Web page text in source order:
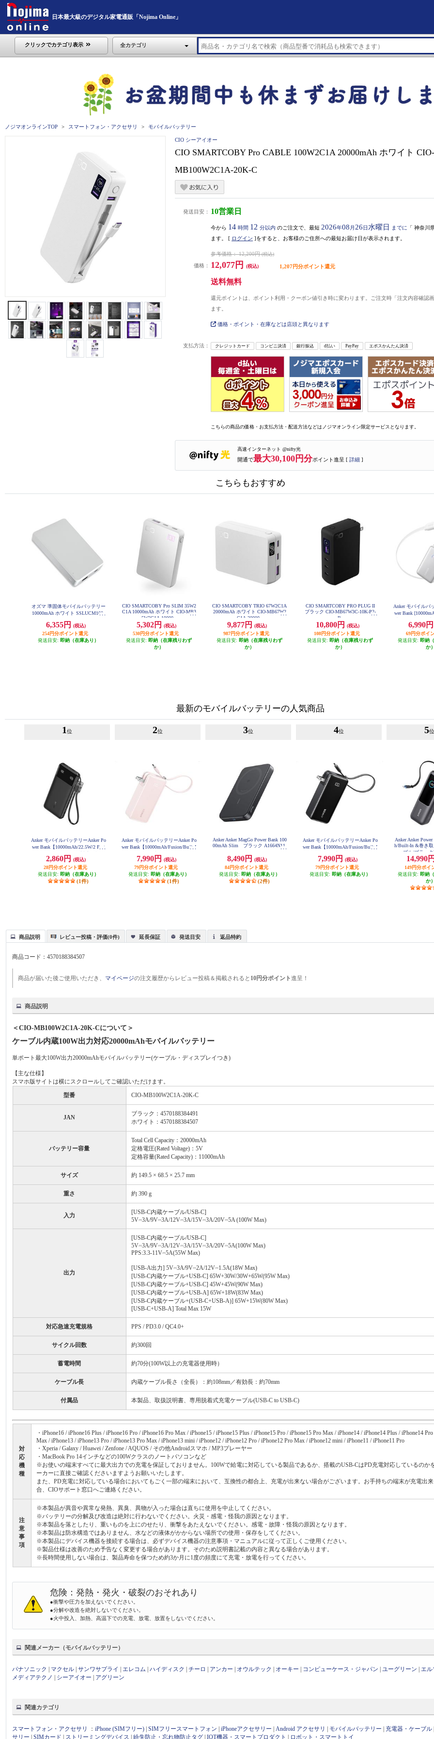
日本最大級のデジタル家電通販「Nojima Online」
クリックでカテゴリ表示 全カテゴリ
ノジマオンラインTOP スマートフォン・アクセサリ モバイルバッテリー
CIO シーアイオー
CIO SMARTCOBY Pro CABLE 100W2C1A 20000mAh ホワイト CIO-
MB100W2C1A-20K-C
発送目安： 10営業日
今から 14 時間 12 分以内 のご注文で、最短 2026年08 月 26日 水曜日 までに 「 神奈川
ます。 [ ログイン ]をすると、お客様のご住所への最短お届け日が表示されます。
価格：
参考価格： 12,200円(税込)
12,077円 (税込) 1,207円分ポイント還元
送料無料
還元ポイントは、ポイント利用・クーポン値引き時に変わります。ご注文時「注文内容確認
ます。
価格・ポイント・在庫などは店頭と異なります
支払方法： クレジットカード コンビニ決済 銀行振込 d払い PayPay エポスかんたん決済
こちらの商品の価格・お支払方法・配送方法などはノジマオンライン限定サービスとなります。
高速インターネット @nifty光
開通で最大30,100円分ポイント進呈 [ 詳細 ]
こちらもおすすめ
オズマ 準固体モバイルバッテリー
10000mAh ホワイト SSLUCM100-
6,355円
(税込)
254円分ポイント還元
発送目安: 即納（在庫あり）
CIO SMARTCOBY Pro SLIM 35W2
C1A 10000mAh ホワイト CIO-MB3
5W2C1A-10000-
5,302円
(税込)
530円分ポイント還元
発送目安: 即納（在庫残りわず
か）
CIO SMARTCOBY TRIO 67W2C1A
20000mAh ホワイト CIO-MB67W2
C1A-20000-
9,877円
(税込)
987円分ポイント還元
発送目安: 即納（在庫残りわず
か）
CIO SMARTCOBY PRO PLUG II
ブラック CIO-MB67W3C-10K-P2-
B
10,800円
(税込)
108円分ポイント還元
発送目安: 即納（在庫残りわず
か）
Anker モバイルバ
wer Bank
6,990円
69円分ポイ
発送目安: 即納
か）
最新のモバイルバッテリーの人気商品
1 位
Anker モバイルバッテリーAnker Po
wer Bank【10000mAh/22.5W/2 Port
ｸ】 A1388N11
2,860円
(税込)
28円分ポイント還元
発送目安: 即納（在庫あり）
(1件)
2位
Anker モバイルバッテリーAnker Po
wer Bank【10000mAh/Fusion/Built-I
very対応 /2ポート/ﾋﾟﾝｸ】 A1637N5
1
7,990円
(税込)
79円分ポイント還元
発送目安: 即納（在庫あり）
(1件)
3位
Anker Anker MagGo Power Bank 100
00mAh Slim ブラック A1664N11
8,490円
(税込)
84円分ポイント還元
発送目安: 即納（在庫あり）
(2件)
4位
Anker モバイルバッテリーAnker Po
wer Bank【10000mAh/Fusion/Built-I
very対応 /2ポート/ﾌﾞﾗｯｸ】 A1637N
11
7,990円
(税込)
79円分ポイント還元
発送目安: 即納（在庫あり）
5位
Anker Anker
h/Built-In &巻き取
ブル/ブラック
14,990円
149円分ポイ
発送目安: 即納
か）
商品説明 レビュー投稿・評価(0件) 延長保証 発送目安 返品特約
商品コード：4570188384507
商品が届いた後ご使用いただき、 マイページの注文履歴からレビュー投稿＆掲載されると 10円分ポイント進呈！
商品説明
＜CIO-MB100W2C1A-20K-Cについて＞
ケーブル内蔵100W出力対応20000mAhモバイルバッテリー
単ポート最大100W出力20000mAhモバイルバッテリー(ケーブル・ディスプレイつき)
【主な仕様】
スマホ版サイトは横にスクロールしてご確認いただけます。
型番
CIO-MB100W2C1A-20K-C
JAN
ブラック：4570188384491
ホワイト：4570188384507
バッテリー容量
Total Cell Capacity：20000mAh
定格電圧(Rated Voltage)：5V
定格容量(Rated Capacity)：11000mAh
サイズ 約 149.5 × 68.5 × 25.7 mm
重さ 約 390 g
入力
[USB-C内蔵ケーブル/USB-C]
5V⎓3A/9V⎓3A/12V⎓3A/15V⎓3A/20V⎓5A (100W Max)
出力
[USB-C内蔵ケーブル/USB-C]
5V⎓3A/9V⎓3A/12V⎓3A/15V⎓3A/20V⎓5A(100W Max)
PPS:3.3-11V⎓5A(55W Max)
[USB-A出力] 5V⎓3A/9V⎓2A/12V⎓1.5A(18W Max)
[USB-C内蔵ケーブル+USB-C] 65W+30W/30W+65W(95W Max)
[USB-C内蔵ケーブル+USB-C] 45W+45W(90W Max)
[USB-C内蔵ケーブル+USB-A] 65W+18W(83W Max)
[USB-C内蔵ケーブル+(USB-C+USB-A)] 65W+15W(80W Max)
[USB-C+USB-A] Total Max 15W
対応急速充電規格 PPS / PD3.0 / QC4.0+
サイクル回数 約300回
蓄電時間 約70分(100W以上の充電器使用時）
ケーブル長 内蔵ケーブル長さ（全長）：約108mm／有効長：約70mm
付属品 本製品、取扱説明書、専用脱着式充電ケーブル(USB-C to USB-C)
対
応
機
種
・iPhone16 / iPhone16 Plus / iPhone16 Pro / iPhone16 Pro Max / iPhone15 / iPhone15 Plus / iPhone15 Pro / iPhone15 Pro Max / iPhone14 / iPhone14 Plus / iPhone14
Max / iPhone13 / iPhone13 Pro / iPhone13 Pro Max / iPhone13 mini / iPhone12 / iPhone12 Pro / iPhone12 Pro Max / iPhone12 mini / iPhone11 / iPhone11 Pro
・Xperia / Galaxy / Huawei / Zenfone / AQUOS / その他Androidスマホ / MP3プレーヤー
・MacBook Pro 14インチなどの100Wクラスのノートパソコンなど
※お使いの端末すべてに最大出力での充電を保証しておりません。100Wで給電に対応している製品であるか、搭載のUSB-CはPD充電対応しているのか
ーカーに直接ご確認くださいますようお願いいたします。
また、PD充電に対応している場合においてもごく一部の端末において、互換性の都合上、充電が出来ない場合がございます。お手持ちの端末が充電出
合、CIOサポート窓口へご連絡ください。
注
意
事
項
※本製品が異音や異常な発熱、異臭、異物が入った場合は直ちに使用を中止してください。
※バッテリーの分解及び改造は絶対に行わないでください。火災・感電・怪我の原因となります。
※本製品を落としたり、重いものを上にのせたり、衝撃をあたえないでください。感電・故障・怪我の原因となります。
※本製品は防水構造ではありません、水などの液体がかからない場所での使用・保存をしてください。
※本製品にデバイス機器を接続する場合は、必ずデバイス機器の注意事項・マニュアルに従って正しくご使用ください。
※製品仕様は改善のため予告なく変更する場合があります。そのため説明書記載の内容と異なる場合があります。
※長時間使用しない場合は、製品寿命を保つため約3か月に1度の頻度にて充電・放電を行ってください。
危険：発熱・発火・破裂のおそれあり
●衝撃や圧力を加えないでください。
●分解や改造を絶対しないでください。
●火中投入、加熱、高温下での充電、放電、放置をしないでください。
関連メーカー（モバイルバッテリー）
パナソニック マクセル |サンワサプライ エレコム |ハイディスク |チーロ アンカー オウルテック オーキー コンピューケース・ジャパン |ユーグリーン エル
メディアテクノ
シーアイオー アグリーン
関連カテゴリ
スマートフォン・アクセサリ ：iPhone (SIMフリー) |SIMフリースマートフォン |iPhoneアクセサリー |Android アクセサリ モバイルバッテリー 充電器・ケーブル
サリー |SIMカード ストリーミングデバイス |紛失防止・忘れ物防止タグ |IOT機器・スマートプロダクト ロボット・スマートトイ